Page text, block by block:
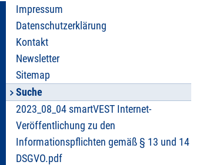
Impressum
Datenschutzerklärung
Kontakt
Newsletter
Sitemap
Suche
2023_08_04 smartVEST Internet-
Veröffentlichung zu den
Informationspflichten gemäß § 13 und 14
DSGVO.pdf